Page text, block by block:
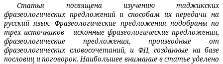
Статья посвящена изучению таджикских
фразеологических предложений и способам их передачи на
русский язык. Фразеологические предложения подобраны по
трех источников – исконные фразеологические предложения,
фразеоло­гические предложения, производные от
фразеологических словосочетаний, и ФП, созданные на базе
пословиц и поговорок. Наибольшее внимание в статье уделено